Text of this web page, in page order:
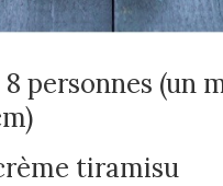
personnes (un
tiramisu